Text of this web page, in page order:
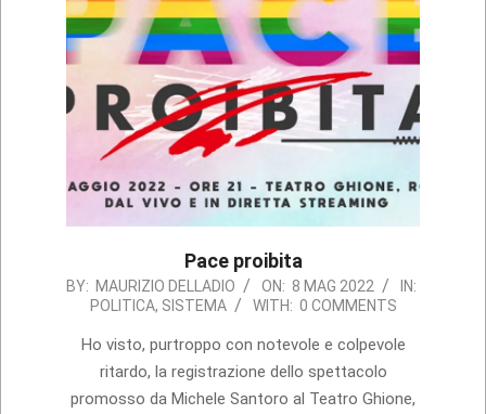
Pace proibita
2022-
08
BY: MAURIZIO DELLADIO ON: 8 MAG 2022
IN:
POLITICA, SISTEMA WITH: 0 COMMENTS
Ho visto, purtroppo con notevole e colpevole
ritardo, la registrazione dello spettacolo
promosso da Michele Santoro al Teatro Ghione,